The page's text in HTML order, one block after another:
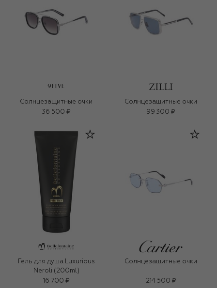
9FIVE
Солнцезащитные очки
36 500 ₽
Солнцезащитные очки
99 300 ₽
Гель для душа Luxurious
Neroli (200ml)
16 700 ₽
Солнцезащитные очки
214 500 ₽